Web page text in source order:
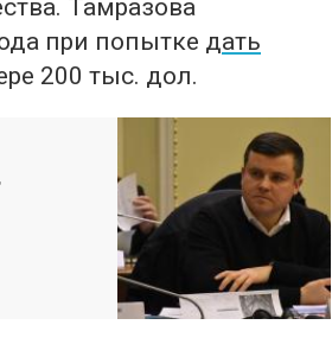
Тамразова
при попытке дать
200 тыс. дол.